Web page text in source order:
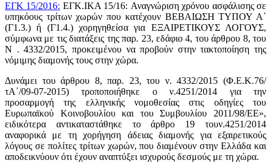
ΕΓΚ 15/2016: ΕΓΚ.ΙΚΑ 15/16: Αναγνώριση χρόνου ασφάλισης σε
υπηκόους τρίτων χωρών που κατέχουν ΒΕΒΑΙΩΣΗ ΤΥΠΟΥ Α΄
(Γ1.3.) ή (Γ1.4.) χορηγηθείσα για ΕΞΑΙΡΕΤΙΚΟΥΣ ΛΟΓΟΥΣ,
σύμφωνα με τις διατάξεις της παρ. 23, εδάφιο 4, του άρθρου 8, του
N . 4332/2015, προκειμένου να προβούν στην τακτοποίηση της
νόμιμης διαμονής τους στην χώρα.
Δυνάμει του άρθρου 8, παρ. 23, του ν. 4332/2015 (Φ.Ε.Κ.76/
τΑ΄/09-07-2015) τροποποιήθηκε ο ν.4251/2014 για την
προσαρμογή της ελληνικής νομοθεσίας στις οδηγίες του
Ευρωπαϊκού Κοινοβουλίου και του Συμβουλίου 2011/98/ΕΕ»,
ειδικότερα αντικαταστάθηκε το άρθρο 19 τουν.4251/2014
αναφορικά με τη χορήγηση άδειας διαμονής για εξαιρετικούς
λόγους σε πολίτες τρίτων χωρών, που διαμένουν στην Ελλάδα και
αποδεικνύουν ότι έχουν αναπτύξει ισχυρούς δεσμούς με τη χώρα.